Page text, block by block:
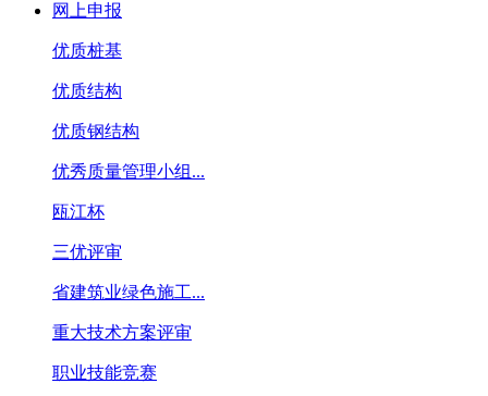
网上申报
优质桩基
优质结构
优质钢结构
优秀质量管理小组...
瓯江杯
三优评审
省建筑业绿色施工...
重大技术方案评审
职业技能竞赛